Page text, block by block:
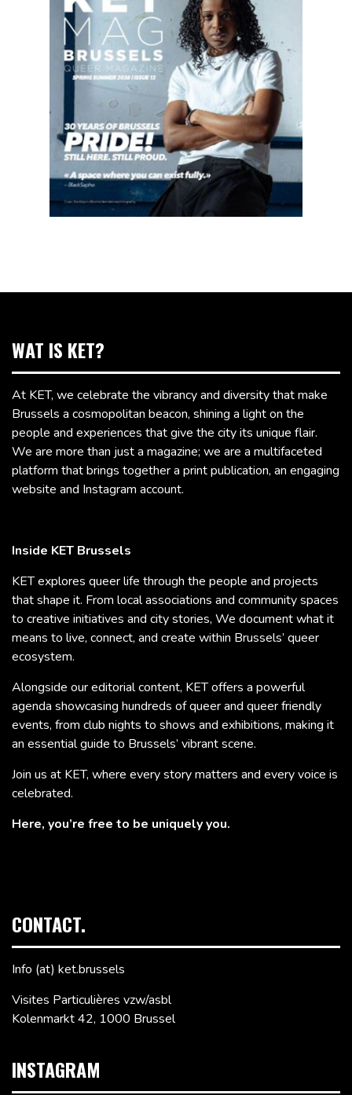
WAT IS KET?
At KET, we celebrate the vibrancy and diversity that make
Brussels a cosmopolitan beacon, shining a light on the
people and experiences that give the city its unique flair.
We are more than just a magazine; we are a multifaceted
platform that brings together a print publication, an engaging
website and Instagram account.
Inside KET Brussels
KET explores queer life through the people and projects
that shape it. From local associations and community spaces
to creative initiatives and city stories, We document what it
means to live, connect, and create within Brussels’ queer
ecosystem.
Alongside our editorial content, KET offers a powerful
agenda showcasing hundreds of queer and queer friendly
events, from club nights to shows and exhibitions, making it
an essential guide to Brussels’ vibrant scene.
Join us at KET, where every story matters and every voice is
celebrated.
Here, you’re free to be uniquely you.
CONTACT.
Info (at) ket.brussels
Visites Particulières vzw/asbl
Kolenmarkt 42, 1000 Brussel
INSTAGRAM